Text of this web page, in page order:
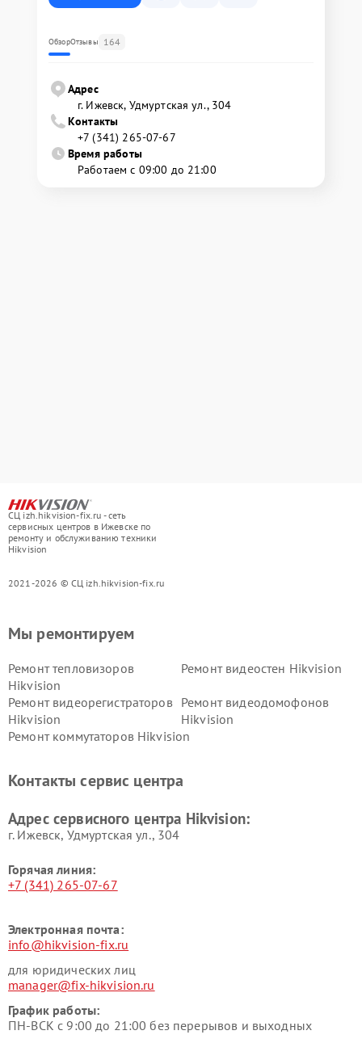
ОбзорОтзывы 164
Адрес
г. Ижевск, Удмуртская ул., 304
Контакты
+7 (341) 265-07-67
Время работы
Работаем с 09:00 до 21:00
СЦ izh.hikvision-fix.ru - сеть
сервисных центров в Ижевске по
ремонту и обслуживанию техники
Hikvision
2021-2026 © СЦ izh.hikvision-fix.ru
Мы ремонтируем
Ремонт тепловизоров
Hikvision
Ремонт видеостен Hikvision
Ремонт видеорегистраторов
Hikvision
Ремонт видеодомофонов
Hikvision
Ремонт коммутаторов Hikvision
Контакты сервис центра
Адрес сервисного центра Hikvision:
г. Ижевск, Удмуртская ул., 304
Горячая линия:
+7 (341) 265-07-67
Электронная почта:
info@hikvision-fix.ru
для юридических лиц
manager@fix-hikvision.ru
График работы:
ПН-ВСК с 9:00 до 21:00 без перерывов и выходных